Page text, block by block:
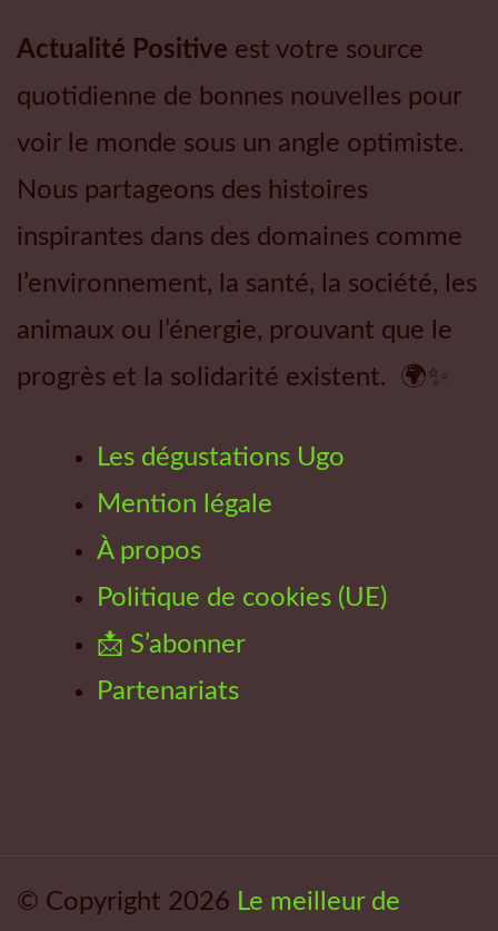
Actualité Positive est votre source
quotidienne de bonnes nouvelles pour
voir le monde sous un angle optimiste.
Nous partageons des histoires
inspirantes dans des domaines comme
l’environnement, la santé, la société, les
animaux ou l’énergie, prouvant que le
progrès et la solidarité existent. 🌍✨
Les dégustations Ugo
Mention légale
À propos
Politique de cookies (UE)
📩 S’abonner
Partenariats
© Copyright 2026 Le meilleur de